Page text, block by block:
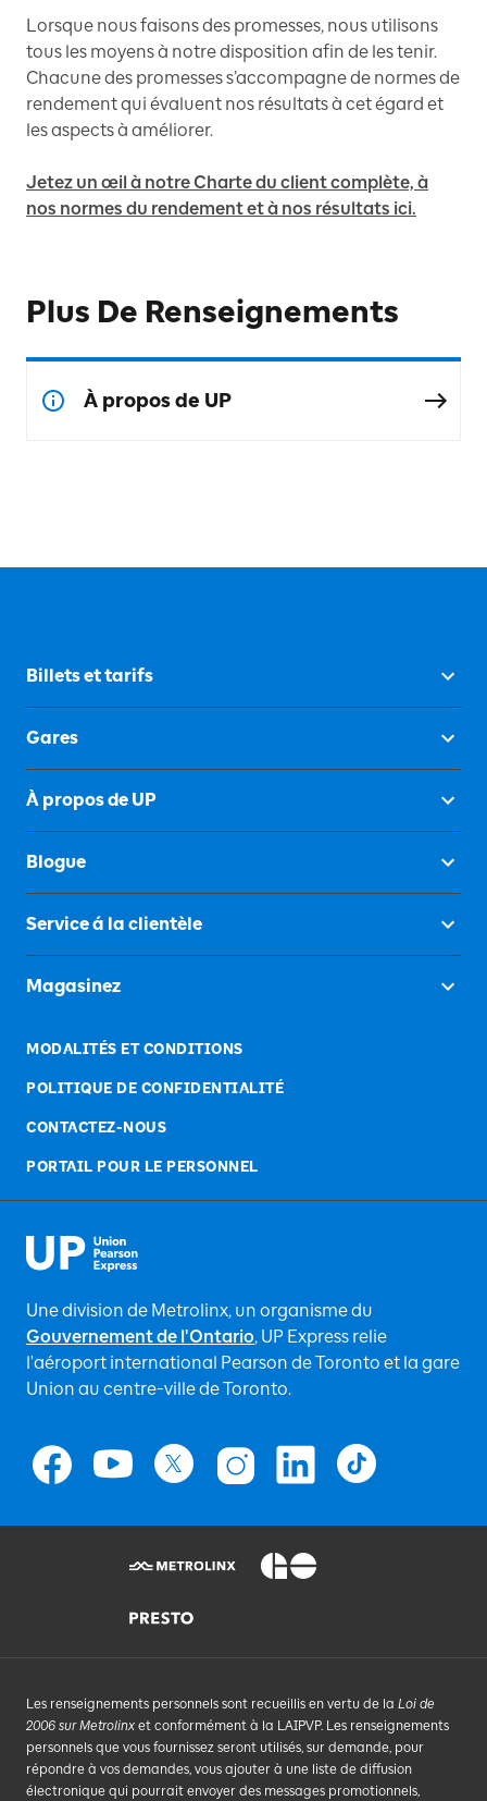
Lorsque nous faisons des promesses, nous utilisons
tous les moyens à notre disposition afin de les tenir.
Chacune des promesses s’accompagne de normes de
rendement qui évaluent nos résultats à cet égard et
les aspects à améliorer.
Jetez un œil à notre Charte du client complète, à
nos normes du rendement et à nos résultats ici.
Plus De Renseignements
À propos de UP
Billets et tarifs
Gares
À propos de UP
Blogue
Service á la clientèle
Magasinez
MODALITÉS ET CONDITIONS
POLITIQUE DE CONFIDENTIALITÉ
CONTACTEZ-NOUS
PORTAIL POUR LE PERSONNEL
Une division de Metrolinx, un organisme du
Gouvernement de l'Ontario, UP Express relie
l'aéroport international Pearson de Toronto et la gare
Union au centre-ville de Toronto.
Les renseignements personnels sont recueillis en vertu de la Loi de
2006 sur Metrolinx et conformément à la LAIPVP. Les renseignements
personnels que vous fournissez seront utilisés, sur demande, pour
répondre à vos demandes, vous ajouter à une liste de diffusion
électronique qui pourrait envoyer des messages promotionnels,